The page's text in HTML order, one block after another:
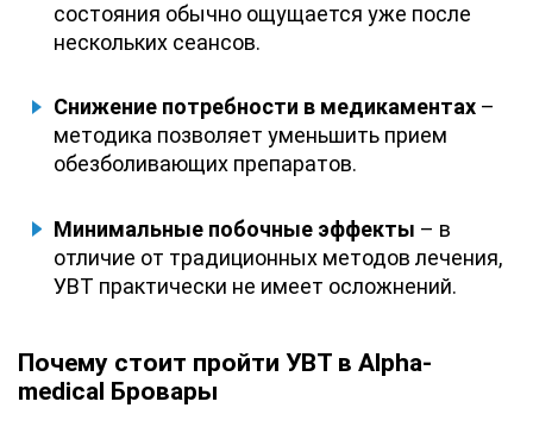
состояния обычно ощущается уже после
нескольких сеансов.
Снижение потребности в медикаментах –
методика позволяет уменьшить прием
обезболивающих препаратов.
Минимальные побочные эффекты – в
отличие от традиционных методов лечения,
УВТ практически не имеет осложнений.
Почему стоит пройти УВТ в Alpha-
medical Бровары